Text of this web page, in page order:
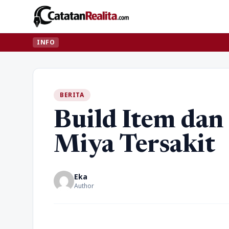
INFO
BERITA
Build Item
Miya Tersakit
Eka
Author